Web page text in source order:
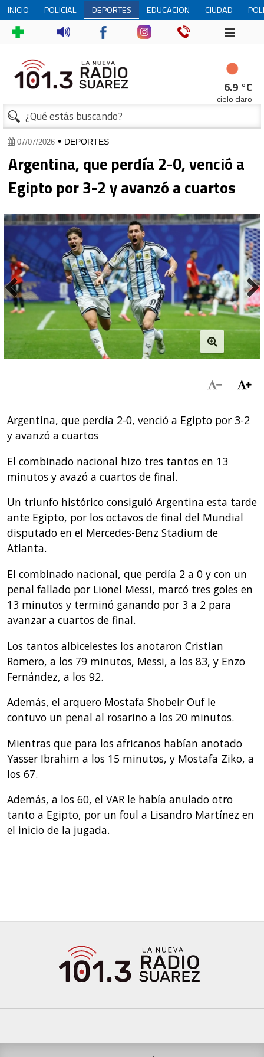
INICIO POLICIAL DEPORTES EDUCACION CIUDAD
6.9 °C
cielo claro
07/07/2026• DEPORTES
Argentina, que perdía 2-0, venció a
Egipto por 3-2 y avanzó a cuartos
Argentina, que perdía 2-0, venció a Egipto por 3-2
y avanzó a cuartos
El combinado nacional hizo tres tantos en 13
minutos y avazó a cuartos de final.
Un triunfo histórico consiguió Argentina esta tarde
ante Egipto, por los octavos de final del Mundial
disputado en el Mercedes-Benz Stadium de
Atlanta.
El combinado nacional, que perdía 2 a 0 y con un
penal fallado por Lionel Messi, marcó tres goles en
13 minutos y terminó ganando por 3 a 2 para
avanzar a cuartos de final.
Los tantos albicelestes los anotaron Cristian
Romero, a los 79 minutos, Messi, a los 83, y Enzo
Fernández, a los 92.
Además, el arquero Mostafa Shobeir Ouf le
contuvo un penal al rosarino a los 20 minutos.
Mientras que para los africanos habían anotado
Yasser Ibrahim a los 15 minutos, y Mostafa Ziko, a
los 67.
Además, a los 60, el VAR le había anulado otro
tanto a Egipto, por un foul a Lisandro Martínez en
el inicio de la jugada.